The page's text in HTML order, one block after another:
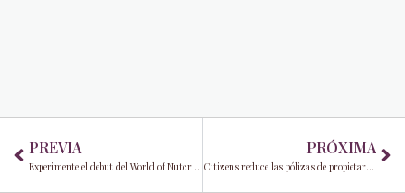
PREVIA
Experimente el debut del World of Nutcracker en Doral esta temporada navideña
PRÓXIMA
Citizens reduce las pólizas de propietarios de Florida que ahora sufren un aumento de las primas